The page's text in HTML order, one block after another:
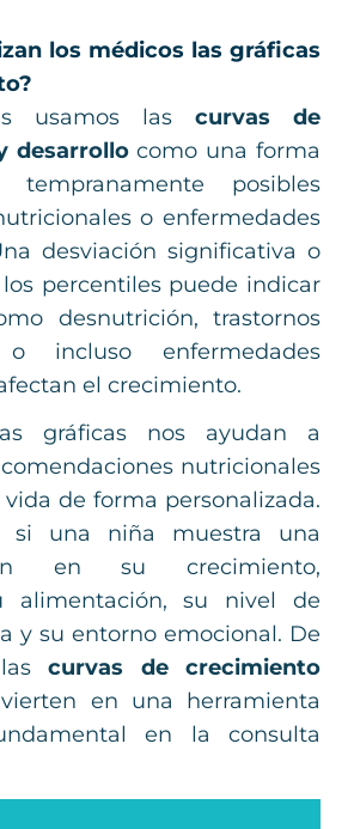
los médicos las gráficas
usamos las curvas de
desarrollocomo una forma
posibles
o enfermedades
desviación significativa o
percentiles puede indicar
desnutrición, trastornos
o incluso enfermedades
el crecimiento.
gráficas nos ayudan a
nutricionales
de forma personalizada.
si una niña muestra una
en su crecimiento,
alimentación, su nivel de
y su entorno emocional. De
lascurvas de crecimiento
en una herramienta
en la consulta